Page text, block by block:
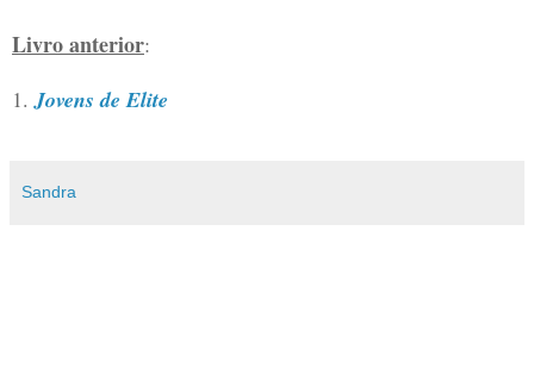
Livro anterior:
1.Jovens de Elite
Sandra